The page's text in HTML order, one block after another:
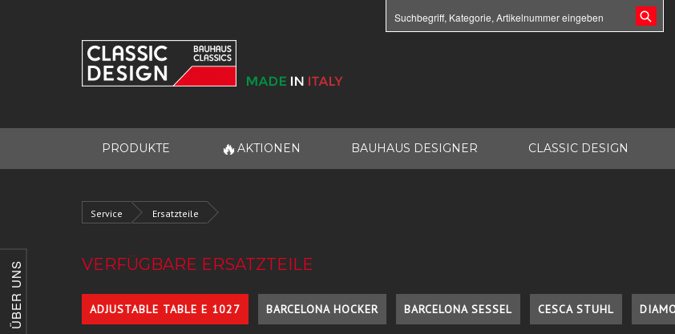
ÜBER UNS
PRODUKTE 🔥 AKTIONEN BAUHAUS DESIGNER CLASSIC DESIGN
Service Ersatzteile
VERFÜGBARE ERSATZTEILE
ADJUSTABLE TABLE E 1027 BARCELONA HOCKER BARCELONA SESSEL CESCA STUHL